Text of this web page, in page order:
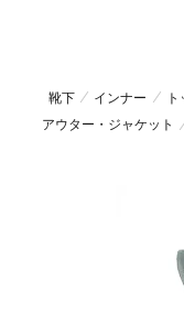
靴下 インナー
アウター・ジャケット